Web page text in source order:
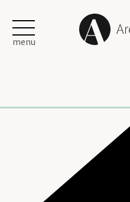
menu